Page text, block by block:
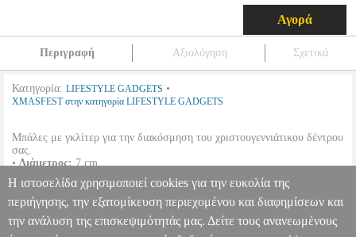
Αγορά
Περιγραφή Αξιολόγηση Σχετικά
Κατηγορία: LIFESTYLE GADGETS •
XMASFEST στην κατηγορία LIFESTYLE GADGETS
Μπάλες με γκλίτερ για την διακόσμηση του χριστουγεννιάτικου δέντρου
σας.
•Διάμετρος:7 cm.
•
Τεμάχια: 6 τμχ.
• Χρώμα:Χρυσό.
ΜΠΑΛΑ GLITTER ΠΑΚ=6ΤΕΜ Φ7 Φ7CM ΧΡΥΣΗ PER.223840
Η ιστοσελίδα χρησιμοποιεί cookies για την ευκολία της
περιήγησης, την εξατομίκευση περιεχομένου και διαφημίσεων και
την ανάλυση της επισκεψιμότητάς μας. Δείτε τους ανανεωμένους